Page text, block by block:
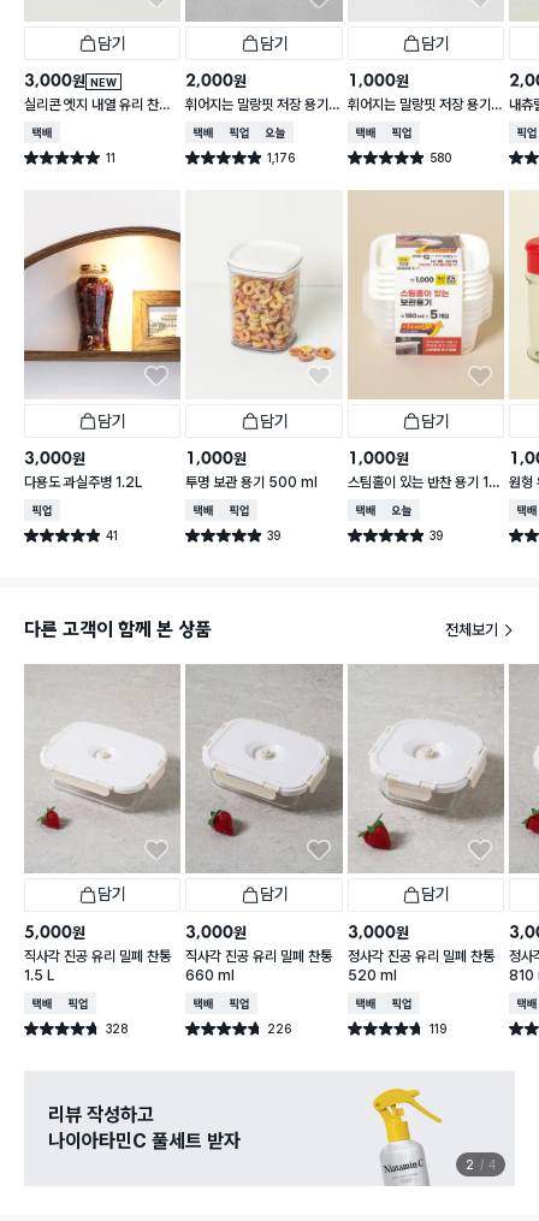
담기
NEW
3,000원
실리콘 엣지 내열 유리 찬통
550 ml
택배배송
별점 5.0점 11
건 작성
담기
2,000원
휘어지는 말랑핏 저장 용기
2 L 그레이
택배배송매장픽업오늘배송
별점 4.9점 1,176
건 작성
담기
1,000원
휘어지는 말랑핏 저장 용기
900ml 스카이블루
택배배송매장픽업
별점 4.9점 580
건 작성
내츄
매장
별점
담기
3,000원
다용도 과실주병 1.2L
매장픽업
별점 4.9점 41
건 작성
담기
1,000원
투명 보관 용기 500 ml
택배배송매장픽업
별점 4.9점 39
건 작성
담기
1,000원
스팀홀이 있는 반찬 용기 18
0 ml 5개입
택배배송오늘배송
별점 4.9점 39
건 작성
원형
2개
택배
별점
다른 고객이 함께 본 상품 전체보기
담기
5,000원
직사각 진공 유리 밀폐 찬통
1.5 L
택배배송매장픽업
별점 4.7점 328
건 작성
담기
3,000원
직사각 진공 유리 밀폐 찬통
660 ml
택배배송매장픽업
별점 4.7점 226
건 작성
담기
3,000원
정사각 진공 유리 밀폐 찬통
520 ml
택배배송매장픽업
별점 4.7점 119
건 작성
정사
810
택배
별점
리뷰 작성하고
나이아타민C 풀세트 받자
2 4